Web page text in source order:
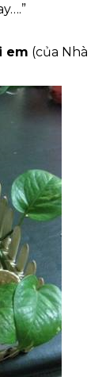
(của Nhà